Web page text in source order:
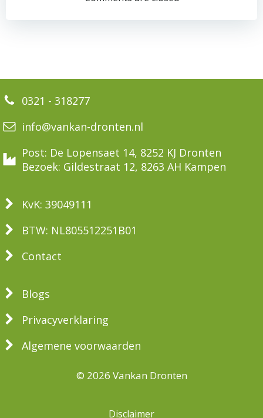
0321 - 318277
info@vankan-dronten.nl
Post: De Lopensaet 14, 8252 KJ Dronten
Bezoek: Gildestraat 12, 8263 AH Kampen
KvK: 39049111
BTW: NL805512251B01
Contact
Blogs
Privacyverklaring
Algemene voorwaarden
© 2026 Vankan Dronten
Disclaimer